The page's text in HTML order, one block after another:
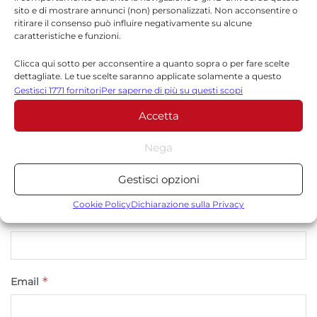
sito e di mostrare annunci (non) personalizzati. Non acconsentire o
ritirare il consenso può influire negativamente su alcune
caratteristiche e funzioni.
Clicca qui sotto per acconsentire a quanto sopra o per fare scelte
dettagliate. Le tue scelte saranno applicate solamente a questo
sito. È possibile modificare le impostazioni in qualsiasi momento,
compreso il ritiro del consenso, utilizzando i pulsanti della Cookie
Policy o cliccando sul pulsante di gestione del consenso nella parte
inferiore dello schermo.
Statistiche
Archiviare informazioni su dispositivo e/o accedervi, Misurare le
prestazioni degli annunci, Misurare le prestazioni dei contenuti,
combinazione di dati provenienti da fonti diverse.
Archiviare informazioni su dispositivo e/o accedervi, Utilizzare
Gestisci 1771 fornitoriPer saperne di più su questi scopi
Accetta
Nega
Gestisci opzioni
Cookie PolicyDichiarazione sulla Privacy
obbligatori sono contrassegnati*
*
Email *